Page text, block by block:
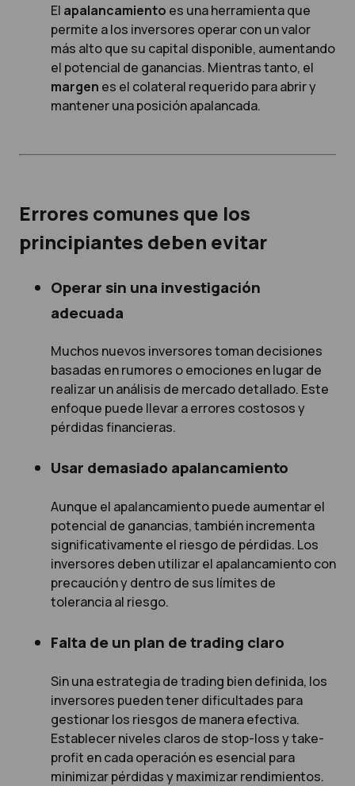
El apalancamiento es una herramienta que
permite a los inversores operar con un valor
más alto que su capital disponible, aumentando
el potencial de ganancias. Mientras tanto, el
margen es el colateral requerido para abrir y
mantener una posición apalancada.
Errores comunes que los
principiantes deben evitar
Operar sin una investigación
adecuada
Muchos nuevos inversores toman decisiones
basadas en rumores o emociones en lugar de
realizar un análisis de mercado detallado. Este
enfoque puede llevar a errores costosos y
pérdidas financieras.
Usar demasiado apalancamiento
Aunque el apalancamiento puede aumentar el
potencial de ganancias, también incrementa
significativamente el riesgo de pérdidas. Los
inversores deben utilizar el apalancamiento con
precaución y dentro de sus límites de
tolerancia al riesgo.
Falta de un plan de trading claro
Sin una estrategia de trading bien definida, los
inversores pueden tener dificultades para
gestionar los riesgos de manera efectiva.
Establecer niveles claros de stop-loss y take-
profit en cada operación es esencial para
minimizar pérdidas y maximizar rendimientos.